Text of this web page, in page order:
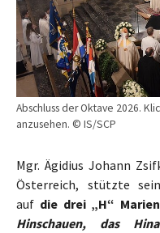
Abschluss der Oktave 2026.
anzusehen. © IS/SCP
Mgr. Ägidius Johann
Österreich, stützte
auf die drei „H“
Hinschauen, das